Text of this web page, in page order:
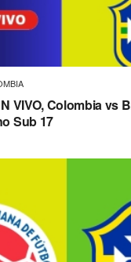
VIVO, Colombia vs
Sub 17